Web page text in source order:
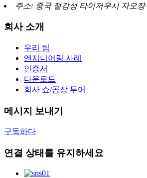
주소: 중국 절강성 타이저우시 자오
회사 소개
우리 팀
엔지니어링 사례
인증서
다운로드
회사 쇼/공장 투어
메시지 보내기
구독하다
연결 상태를 유지하세요